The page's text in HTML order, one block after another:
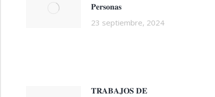
𝐏𝐞𝐫𝐬𝐨𝐧𝐚𝐬
23 septiembre, 2024
𝐓𝐑𝐀𝐁𝐀𝐉𝐎𝐒 𝐃𝐄